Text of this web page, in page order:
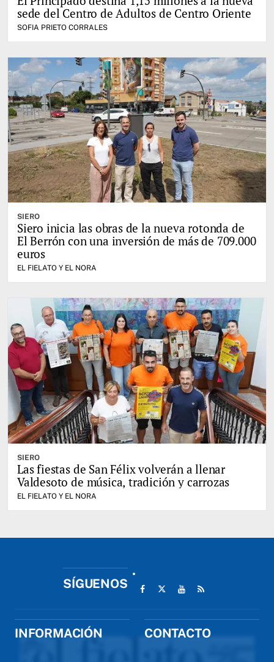
sede del Centro de Adultos de Centro Oriente
SOFIA PRIETO CORRALES
SIERO
Siero inicia las obras de la nueva rotonda de
El Berrón con una inversión de más de 709.000
euros
EL FIELATO Y EL NORA
SIERO
Las fiestas de San Félix volverán a llenar
Valdesoto de música, tradición y carrozas
EL FIELATO Y EL NORA
SÍGUENOS
INFORMACIÓN CONTACTO